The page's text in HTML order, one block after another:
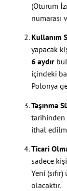
(Oturum
numarası
Kullanım
yapacak
6 aydır
içindeki
Polonya
Taşınma
tarihinden
ithal
Ticari
sadece
Yeni
olacaktır.